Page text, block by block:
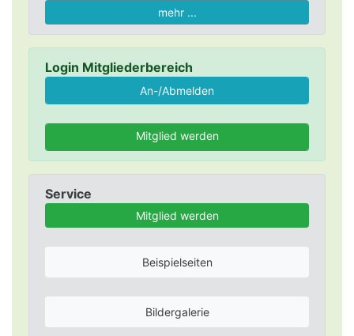
mehr ...
Login Mitgliederbereich
Mitglied werden
Service
Mitglied werden
Beispielseiten
Bildergalerie